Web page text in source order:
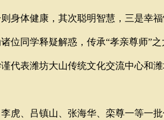
身体健康，其次聪明智慧，三是幸福
位同学释疑解惑，传承“孝亲尊师”之
代表潍坊大山传统文化交流中心和潍
虎、吕镇山、张海华、栾尊一等一批